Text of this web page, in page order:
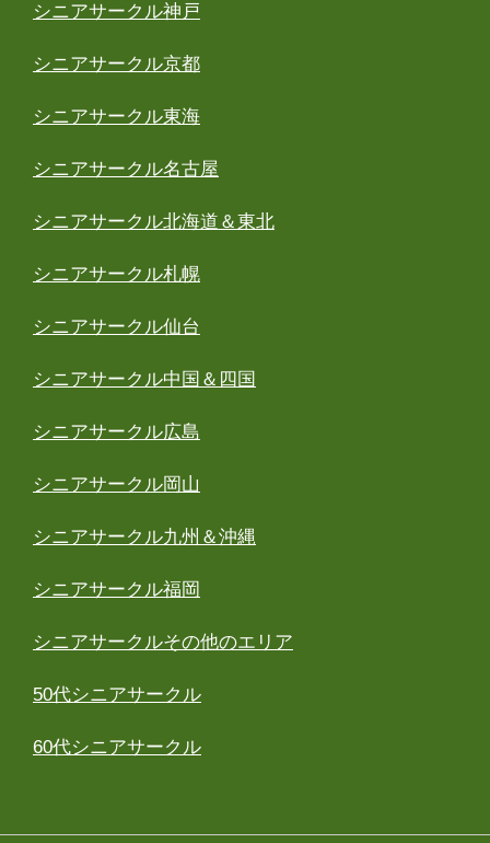
シニアサークル神戸
シニアサークル京都
シニアサークル東海
シニアサークル名古屋
シニアサークル北海道＆東北
シニアサークル札幌
シニアサークル仙台
シニアサークル中国＆四国
シニアサークル広島
シニアサークル岡山
シニアサークル九州＆沖縄
シニアサークル福岡
シニアサークルその他のエリア
50代シニアサークル
60代シニアサークル